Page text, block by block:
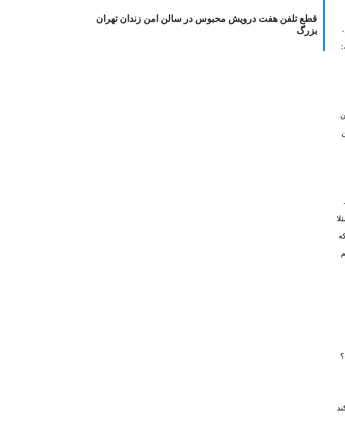
قطع تلفن هفت درویش محبوس در سالن امن زندان تهران
بزرگ